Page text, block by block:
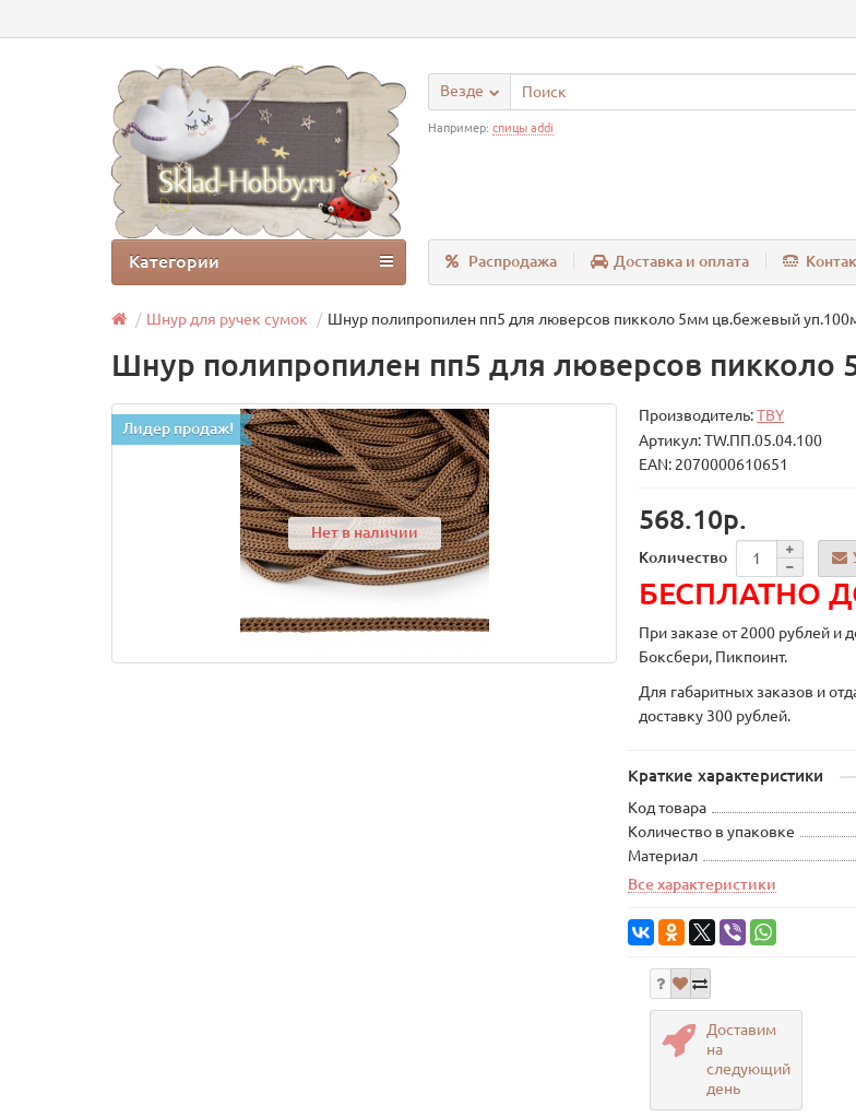
Везде
Например: спицы addi
Распродажа Доставка и оплата
Категории
Шнур для ручек сумок Шнур полипропилен пп5 для люверсов пикколо 5мм цв.бежевый
Шнур полипропилен пп5 для люверсов пикколо
Лидер продаж!
Нет в наличии
Производитель:TBY
Артикул: TW.ПП.05.04.100
EAN: 2070000610651
568.10р.
Количество
БЕСПЛАТНО
При заказе от 2000 рублей и
Боксбери, Пикпоинт.
Для габаритных заказов и
доставку 300 рублей.
Краткие характеристики
Код товара
Количество в упаковке
Материал
Все характеристики
Доставим
на
следующий
день